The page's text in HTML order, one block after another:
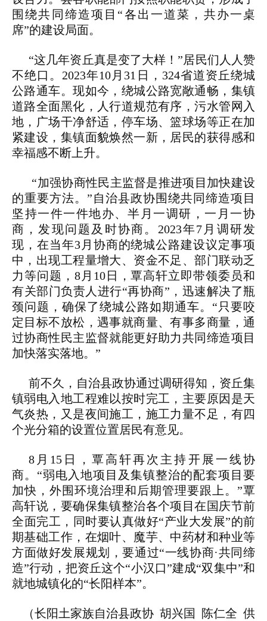
围绕共同缔造项目“各出一道菜，共办一桌
席”的建设局面。
“这几年资丘真是变了大样！”居民们人人赞
不绝口。2023年10月31日，324省道资丘绕城
公路通车。现如今，绕城公路宽敞通畅，集镇
道路全面黑化，人行道规范有序，污水管网入
地，广场干净舒适，停车场、篮球场等正在加
紧建设，集镇面貌焕然一新，居民的获得感和
幸福感不断上升。
“加强协商性民主监督是推进项目加快建设
的重要方法。”自治县政协围绕共同缔造项目
坚持一件一件地办、半月一调研，一月一协
商，发现问题及时协商。2023年7月调研发
现，在当年3月协商的绕城公路建设议定事项
中，出现工程量增大、资金不足、部门联动乏
力等问题，8月10日，覃高轩立即带领委员和
有关部门负责人进行“再协商”，迅速解决了瓶
颈问题，确保了绕城公路如期通车。“只要咬
定目标不放松，遇事就商量、有事多商量，通
过协商性民主监督就能更好助力共同缔造项目
加快落实落地。”
前不久，自治县政协通过调研得知，资丘集
镇弱电入地工程难以按时完工，主要原因是天
气炎热，又是夜间施工，施工力量不足，有四
个光分箱的设置位置居民有意见。
8月15日，覃高轩再次主持开展一线协
商。“弱电入地项目及集镇整治的配套项目要
加快，外围环境治理和后期管理要跟上。”覃
高轩说，要确保集镇整治各个项目在国庆节前
全面完工，同时要认真做好“产业大发展”的前
期基础工作，在烟叶、魔芋、中药材和种业等
方面做好发展规划，要通过“一线协商·共同缔
造”行动，把资丘这个“小汉口”建成“双集中”和
就地城镇化的“长阳样本”。
（长阳土家族自治县政协 胡兴国 陈仁全 供